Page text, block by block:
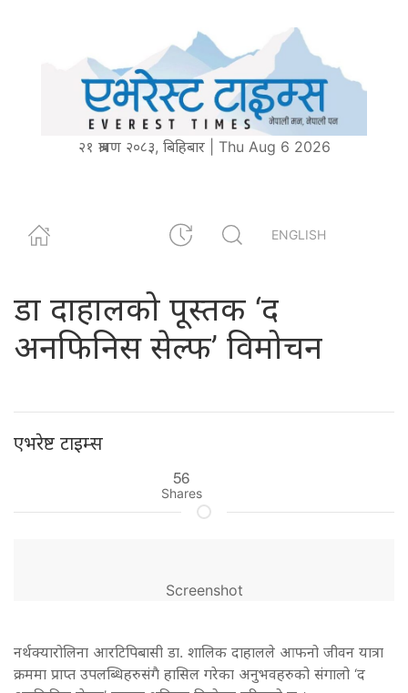
२१ श्रावण २०८३, बिहिबार | Thu Aug 6 2026
ENGLISH
डा दाहालको पूस्तक ‘द
अनफिनिस सेल्फ’ विमोचन
एभरेष्ट टाइम्स
56
Shares
Screenshot
नर्थक्यारोलिना आरटिपिबासी डा. शालिक दाहालले आफनो जीवन यात्रा
क्रममा प्राप्त उपलब्धिहरुसंगै हासिल गरेका अनुभवहरुको संगालो ‘द